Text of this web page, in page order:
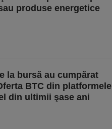
produse energetice
la bursă au cumpărat
BTC din platformele
din ultimii şase ani